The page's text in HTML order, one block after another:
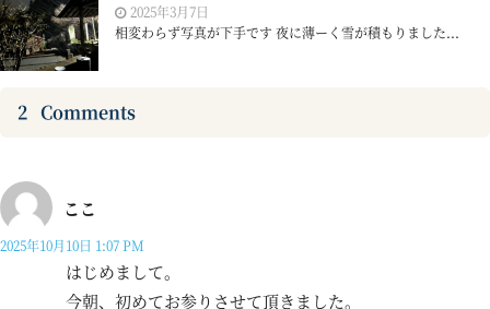
2025年3月7日
相変わらず写真が下手です 夜に薄ーく雪が積もりました...
2 Comments
ここ
2025年10月10日 1:07 PM
はじめまして。
今朝、初めてお参りさせて頂きました。